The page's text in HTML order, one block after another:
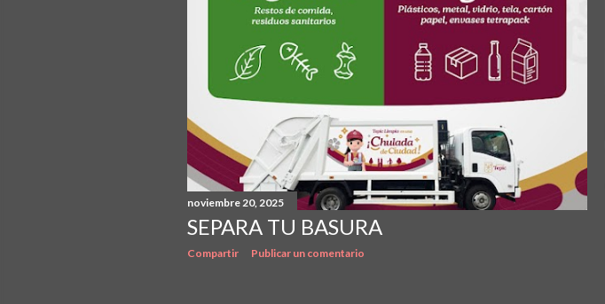
noviembre 20, 2025
SEPARA TU BASURA
Compartir Publicar un comentario